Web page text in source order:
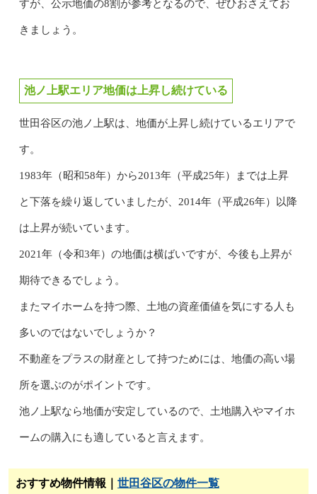
すが、公示地価の8割が参考となるので、ぜひおさえてお
きましょう。
池ノ上駅エリア地価は上昇し続けている
世田谷区の池ノ上駅は、地価が上昇し続けているエリアで
す。
1983年（昭和58年）から2013年（平成25年）までは上昇
と下落を繰り返していましたが、2014年（平成26年）以降
は上昇が続いています。
2021年（令和3年）の地価は横ばいですが、今後も上昇が
期待できるでしょう。
またマイホームを持つ際、土地の資産価値を気にする人も
多いのではないでしょうか？
不動産をプラスの財産として持つためには、地価の高い場
所を選ぶのがポイントです。
池ノ上駅なら地価が安定しているので、土地購入やマイホ
ームの購入にも適していると言えます。
おすすめ物件情報｜ 世田谷区の物件一覧